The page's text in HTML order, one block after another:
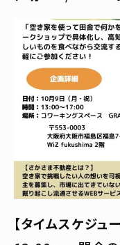
【タイムスケジュ